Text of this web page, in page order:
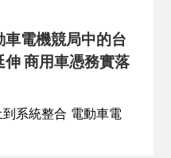
電機競局中的台
商用車憑務實落
系統整合 電動車電